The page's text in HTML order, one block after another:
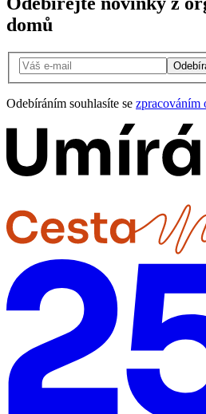
domů
Odebíráním souhlasíte se zpracováním